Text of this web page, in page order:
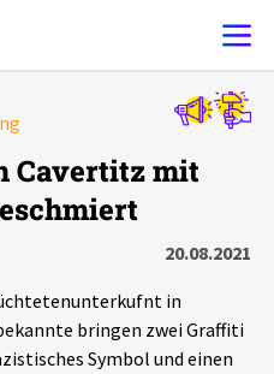
melden
Cavertitz mit
20.08.2021
in
bringen zwei Graffiti
Symbol und einen
Statistik